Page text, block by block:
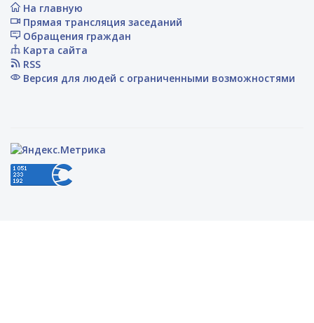
На главную
Прямая трансляция заседаний
Обращения граждан
Карта сайта
RSS
Версия для людей с ограниченными возможностями